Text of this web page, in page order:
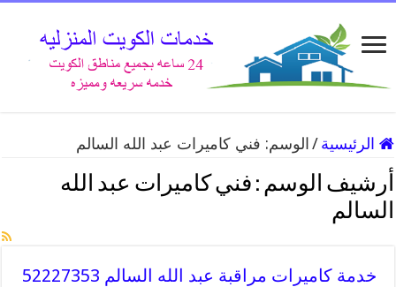
الرئيسية / الوسم: فني كاميرات عبد الله السالم
أرشيف الوسم : فني كاميرات عبد الله
السالم
خدمة كاميرات مراقبة عبد الله السالم 52227353